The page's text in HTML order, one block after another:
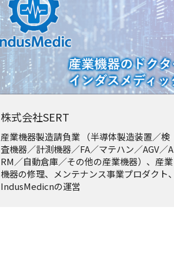
株式会社SERT
産業機器製造請負業 （半導体製造装置／検
査機器／計測機器／FA／マテハン／AGV／A
RM／自動倉庫／その他の産業機器）、産業
機器の修理、メンテナンス事業プロダクト、
IndusMedicnの運営